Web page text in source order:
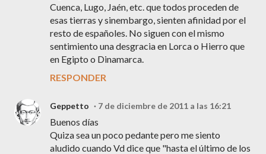
Cuenca, Lugo, Jaén, etc. que todos proceden de
esas tierras y sinembargo, sienten afinidad por el
resto de españoles. No siguen con el mismo
sentimiento una desgracia en Lorca o Hierro que
en Egipto o Dinamarca.
RESPONDER
Geppetto 7 de diciembre de 2011 a las 16:21
Buenos días
Quiza sea un poco pedante pero me siento
aludido cuando Vd dice que "hasta el último de los